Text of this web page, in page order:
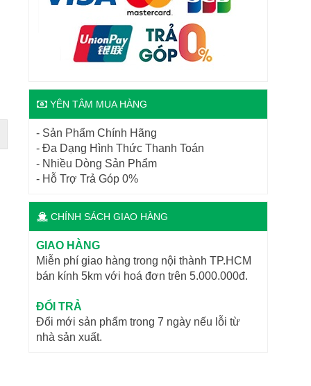
YÊN TÂM MUA HÀNG
- Sản Phẩm Chính Hãng
- Đa Dạng Hình Thức Thanh Toán
- Nhiều Dòng Sản Phẩm
- Hỗ Trợ Trả Góp 0%
CHÍNH SÁCH GIAO HÀNG
GIAO HÀNG
Miễn phí giao hàng trong nội thành TP.HCM
bán kính 5km với hoá đơn trên 5.000.000đ.
ĐỔI TRẢ
Đổi mới sản phẩm trong 7 ngày nếu lỗi từ
nhà sản xuất.